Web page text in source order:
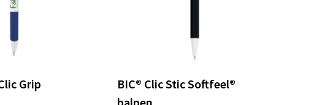
Grip
BIC® Clic Stic Softfeel®